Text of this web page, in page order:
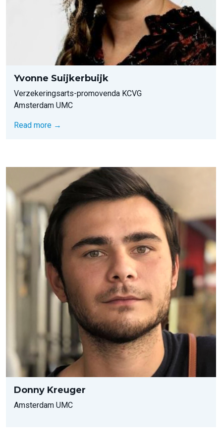
Yvonne Suijkerbuijk
Verzekeringsarts-promovenda KCVG
Amsterdam UMC
Read more →
Donny Kreuger
Amsterdam UMC